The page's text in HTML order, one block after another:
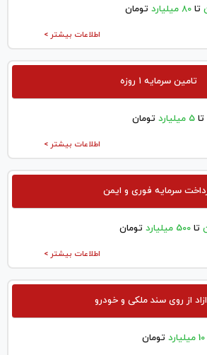
تا 80 میلیارد تومان
اطلاعات بیشتر >
تامین سرمایه ۱ روزه
تا 5 میلیارد تومان
اطلاعات بیشتر >
سرمایه فوری و ایمن
تا 500 میلیارد تومان
اطلاعات بیشتر >
از روی سند ملکی و خودرو
10 میلیارد تومان